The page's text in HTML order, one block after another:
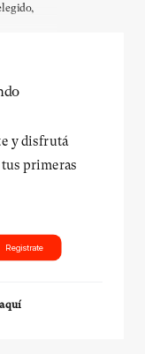
y disfrutá
primeras
Registrate